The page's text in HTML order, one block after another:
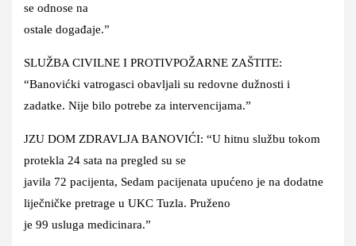
se odnose na
ostale događaje.”
SLUŽBA CIVILNE I PROTIVPOŽARNE ZAŠTITE:
“Banovićki vatrogasci obavljali su redovne dužnosti i
zadatke. Nije bilo potrebe za intervencijama.”
JZU DOM ZDRAVLJA BANOVIĆI: “U hitnu službu tokom
protekla 24 sata na pregled su se
javila 72 pacijenta, Sedam pacijenata upućeno je na dodatne
liječničke pretrage u UKC Tuzla. Pruženo
je 99 usluga medicinara.”